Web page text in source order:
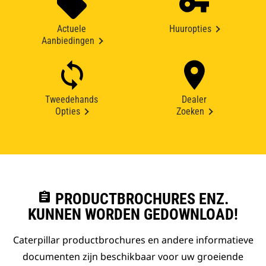
Actuele
Aanbiedingen
Huuropties
Tweedehands
Opties
Dealer
Zoeken
assignment PRODUCTBROCHURES ENZ.
KUNNEN WORDEN GEDOWNLOAD!
Caterpillar productbrochures en andere informatieve
documenten zijn beschikbaar voor uw groeiende